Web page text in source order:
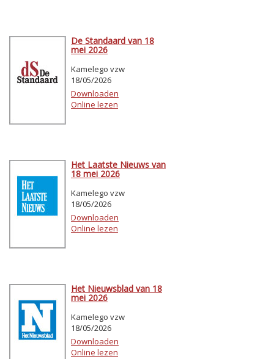
De Standaard van 18
mei 2026
Kamelego vzw
18/05/2026
Downloaden
Online lezen
Het Laatste Nieuws van
18 mei 2026
Kamelego vzw
18/05/2026
Downloaden
Online lezen
Het Nieuwsblad van 18
mei 2026
Kamelego vzw
18/05/2026
Downloaden
Online lezen